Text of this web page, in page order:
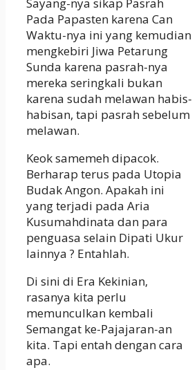
Sayang-nya sikap Pasrah
Pada Papasten karena Can
Waktu-nya ini yang kemudian
mengkebiri Jiwa Petarung
Sunda karena pasrah-nya
mereka seringkali bukan
karena sudah melawan habis-
habisan, tapi pasrah sebelum
melawan.
Keok samemeh dipacok.
Berharap terus pada Utopia
Budak Angon. Apakah ini
yang terjadi pada Aria
Kusumahdinata dan para
penguasa selain Dipati Ukur
lainnya ? Entahlah.
Di sini di Era Kekinian,
rasanya kita perlu
memunculkan kembali
Semangat ke-Pajajaran-an
kita. Tapi entah dengan cara
apa.